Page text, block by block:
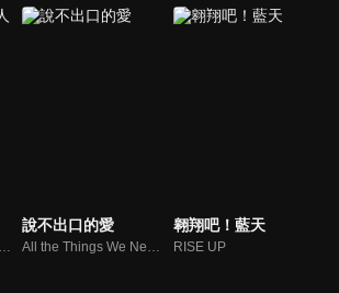
說不出口的愛 翱翔吧！藍天
RISE UP